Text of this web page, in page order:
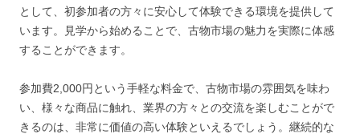
として、初参加者の方々に安心して体験できる環境を提供して
います。見学から始めることで、古物市場の魅力を実際に体感
することができます。
参加費2,000円という手軽な料金で、古物市場の雰囲気を味わ
い、様々な商品に触れ、業界の方々との交流を楽しむことがで
きるのは、非常に価値の高い体験といえるでしょう。継続的な